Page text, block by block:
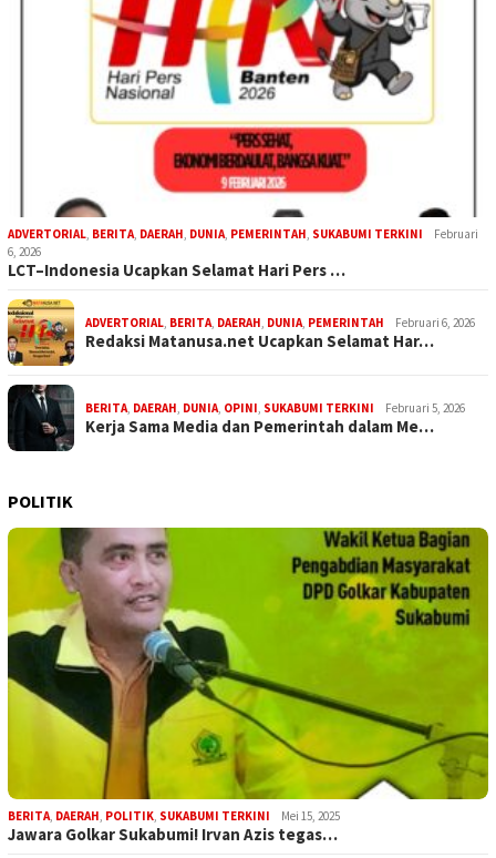
ADVERTORIAL BERITA DAERAH DUNIA PEMERINTAH SUKABUMI TERKINI
Februari
6, 2026
LCT–Indonesia Ucapkan Selamat Hari Pers …
ADVERTORIAL BERITA DAERAH DUNIA PEMERINTAH Februari 6, 2026
Redaksi Matanusa.net Ucapkan Selamat Har…
BERITA DAERAH DUNIA OPINI SUKABUMI TERKINI Februari 5, 2026
Kerja Sama Media dan Pemerintah dalam Me…
POLITIK
BERITA, DAERAH, POLITIK, SUKABUMI TERKINI Mei 15, 2025
Jawara Golkar Sukabumi! Irvan Azis tegas…